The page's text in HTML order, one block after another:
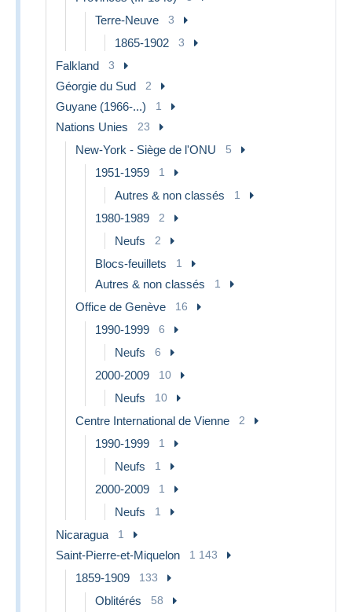
Terre-Neuve 3
1865-1902 3
Falkland 3
Géorgie du Sud 2
Guyane (1966-...) 1
Nations Unies 23
New-York - Siège de l'ONU 5
1951-1959 1
Autres & non classés 1
1980-1989 2
Neufs 2
Blocs-feuillets 1
Autres & non classés 1
Office de Genève 16
1990-1999 6
Neufs 6
2000-2009 10
Neufs 10
Centre International de Vienne 2
1990-1999 1
Neufs 1
2000-2009 1
Neufs 1
Nicaragua 1
Saint-Pierre-et-Miquelon 1 143
1859-1909 133
Oblitérés 58